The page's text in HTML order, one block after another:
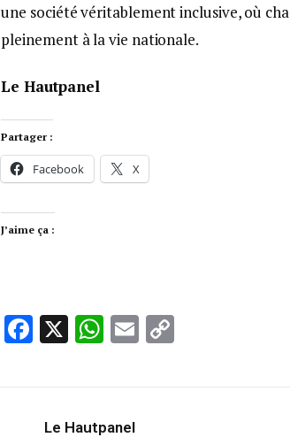
une société véritablement inclusive, où
pleinement à la vie nationale.
Le Hautpanel
Partager :
Facebook X
J’aime ça :
Facebook
X WhatsApp
Email
Le Hautpanel